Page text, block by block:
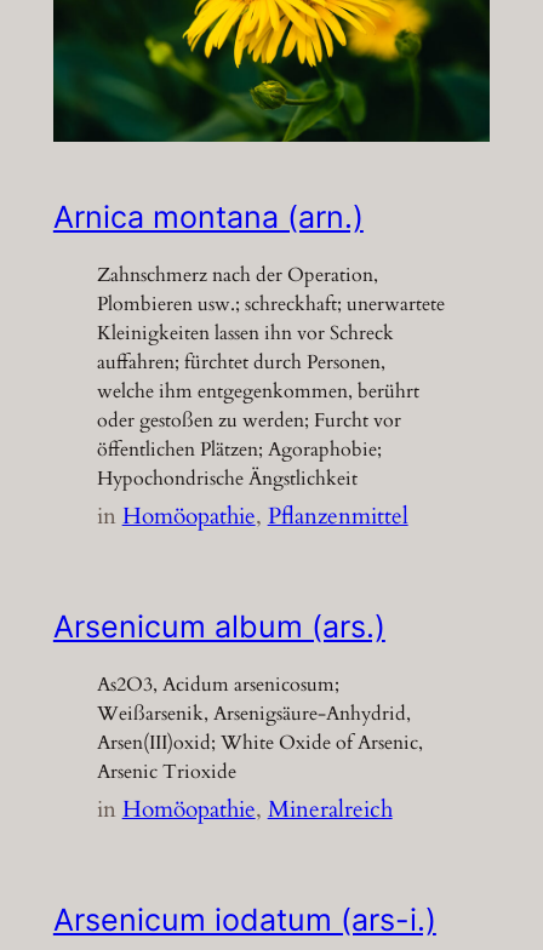
Arnica montana (arn.)
Zahnschmerz nach der Operation,
Plombieren usw.; schreckhaft; unerwartete
Kleinigkeiten lassen ihn vor Schreck
auffahren; fürchtet durch Personen,
welche ihm entgegenkommen, berührt
oder gestoßen zu werden; Furcht vor
öffentlichen Plätzen; Agoraphobie;
Hypochondrische Ängstlichkeit
inHomöopathie, Pflanzenmittel
Arsenicum album (ars.)
As2O3, Acidum arsenicosum;
Weißarsenik, Arsenigsäure-Anhydrid,
Arsen(III)oxid; White Oxide of Arsenic,
Arsenic Trioxide
inHomöopathie, Mineralreich
Arsenicum iodatum (ars-i.)